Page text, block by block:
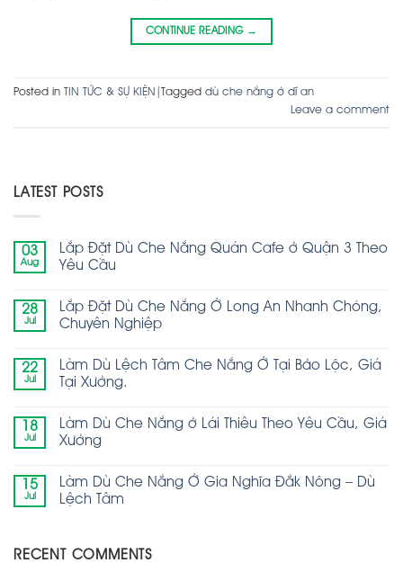
CONTINUE READING →
Posted in TIN TỨC & SỰ KIỆN Tagged dù che nắng ở dĩ an
Leave a comment
LATEST POSTS
03
Aug
Lắp Đặt Dù Che Nắng Quán Cafe ở Quận 3 Theo
Yêu Cầu
28
Jul
Lắp Đặt Dù Che Nắng Ở Long An Nhanh Chóng,
Chuyên Nghiệp
22
Jul
Làm Dù Lệch Tâm Che Nắng Ở Tại Bảo Lộc, Giá
Tại Xưởng.
18
Jul
Làm Dù Che Nắng ở Lái Thiêu Theo Yêu Cầu, Giá
Xưởng
15
Jul
Làm Dù Che Nắng Ở Gia Nghĩa Đắk Nông – Dù
Lệch Tâm
RECENT COMMENTS